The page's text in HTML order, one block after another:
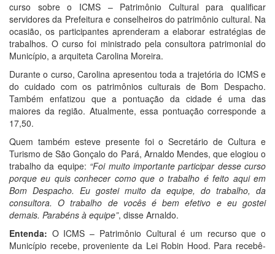
curso sobre o ICMS – Patrimônio Cultural para qualificar
servidores da Prefeitura e conselheiros do patrimônio cultural. Na
ocasião, os participantes aprenderam a elaborar estratégias de
trabalhos. O curso foi ministrado pela consultora patrimonial do
Município, a arquiteta Carolina Moreira.
Durante o curso, Carolina apresentou toda a trajetória do ICMS e
do cuidado com os patrimônios culturais de Bom Despacho.
Também enfatizou que a pontuação da cidade é uma das
maiores da região. Atualmente, essa pontuação corresponde a
17,50.
Quem também esteve presente foi o Secretário de Cultura e
Turismo de São Gonçalo do Pará, Arnaldo Mendes, que elogiou o
trabalho da equipe: “Foi muito importante participar desse curso
porque eu quis conhecer como que o trabalho é feito aqui em
Bom Despacho. Eu gostei muito da equipe, do trabalho, da
consultora. O trabalho de vocês é bem efetivo e eu gostei
demais. Parabéns à equipe”, disse Arnaldo.
Entenda: O ICMS – Patrimônio Cultural é um recurso que o
Município recebe, proveniente da Lei Robin Hood. Para recebê-